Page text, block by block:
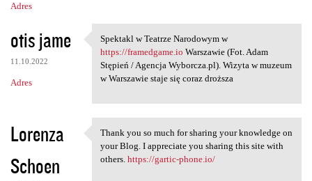
r
z
e
Adres
otis jame
11.10.2022
Adres
Spektakl w Teatrze Narodowym
Spektakl w Teatrze Narodowym w
https://framedgame.io Warszawie (Fot. Adam
Stępień / Agencja Wyborcza.pl). Wizyta w muzeum
w Warszawie staje się coraz droższa
Lorenza
Schoen
Thank you so much for sharing
Thank you so much for sharing your knowledge on
your Blog. I appreciate you sharing this site with
others. https://gartic-phone.io/